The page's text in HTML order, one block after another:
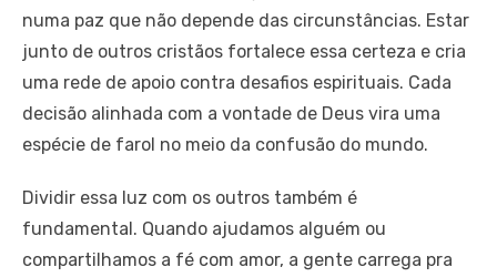
numa paz que não depende das circunstâncias. Estar
junto de outros cristãos fortalece essa certeza e cria
uma rede de apoio contra desafios espirituais. Cada
decisão alinhada com a vontade de Deus vira uma
espécie de farol no meio da confusão do mundo.
Dividir essa luz com os outros também é
fundamental. Quando ajudamos alguém ou
compartilhamos a fé com amor, a gente carrega pra